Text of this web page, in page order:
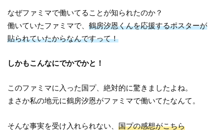
なぜファミマで働いてることが知られたのか？
働いていたファミマで、鶴房汐恩くんを応援するポスターが
貼られていたからなんですって！
しかもこんなにでかでかと！
このファミマに入った国プ、絶対的に驚きましたよね。
まさか私の地元に鶴房汐恩がファミマで働いてたなんて。
そんな事実を受け入れられない、国プの感想がこちら